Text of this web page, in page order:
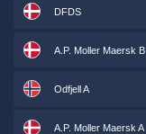
DFDS
A.P. Moller Maersk B
Odfjell A
A.P. Moller Maersk A